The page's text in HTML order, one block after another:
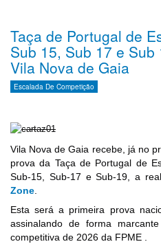
Taça de Portugal de
Sub 15, Sub 17 e
Vila Nova de Gaia
Escalada De Competição
Vila Nova de Gaia recebe, já no
prova da Taça de Portugal de
Sub-15, Sub-17 e Sub-19, a
Zone
Esta será a primeira prova
assinalando de forma
competitiva de 2026 da FPME .